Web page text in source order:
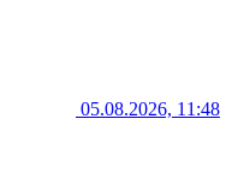
05.08.2026, 11:48